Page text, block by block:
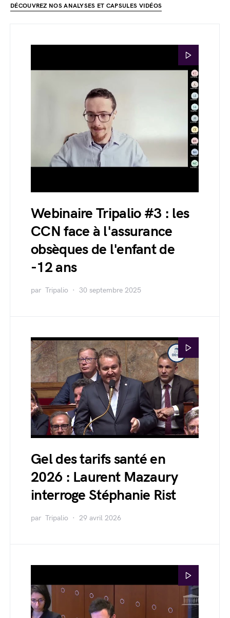
DÉCOUVREZ NOS ANALYSES ET CAPSULES VIDÉOS
Webinaire Tripalio #3 : les
CCN face à l'assurance
obsèques de l'enfant de
-12 ans
par Tripalio 30 septembre 2025
Gel des tarifs santé en
2026 : Laurent Mazaury
interroge Stéphanie Rist
par Tripalio 29 avril 2026